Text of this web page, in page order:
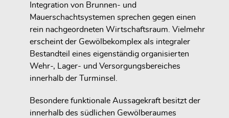
Integration von Brunnen- und
Mauerschachtsystemen sprechen gegen einen
rein nachgeordneten Wirtschaftsraum. Vielmehr
erscheint der Gewölbekomplex als integraler
Bestandteil eines eigenständig organisierten
Wehr-, Lager- und Versorgungsbereiches
innerhalb der Turminsel.
Besondere funktionale Aussagekraft besitzt der
innerhalb des südlichen Gewölberaumes